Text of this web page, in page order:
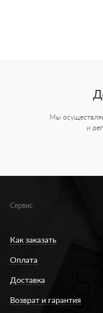
Мы
и
Сервис
Как заказать
Оплата
Доставка
Возврат и гарантия